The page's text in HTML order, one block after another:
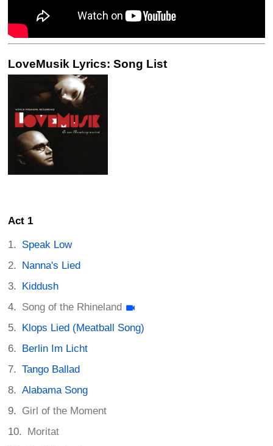
LoveMusik Lyrics: Song List
Act 1
Speak Low
Nanna's Lied
Kiddush
Song of the Rhineland
Klops Lied (Meatball Song)
Berlin Im Licht
Tango Ballad
Alabama Song
Girl of the Moment
Moritat